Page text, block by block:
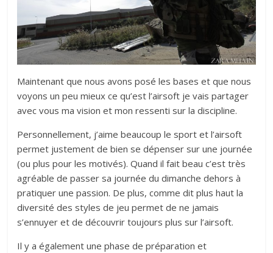
Maintenant que nous avons posé les bases et que nous
voyons un peu mieux ce qu’est l’airsoft je vais partager
avec vous ma vision et mon ressenti sur la discipline.
Personnellement, j’aime beaucoup le sport et l’airsoft
permet justement de bien se dépenser sur une journée
(ou plus pour les motivés). Quand il fait beau c’est très
agréable de passer sa journée du dimanche dehors à
pratiquer une passion. De plus, comme dit plus haut la
diversité des styles de jeu permet de ne jamais
s’ennuyer et de découvrir toujours plus sur l’airsoft.
Il y a également une phase de préparation et